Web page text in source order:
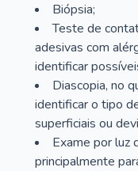
Biópsia;
Teste de
adesivas com
identificar
Diascopia, no
identificar o tipo
superficiais ou
Exame por luz
principalmente